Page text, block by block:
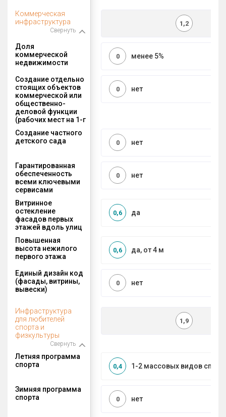
Коммерческая
инфраструктура
Свернуть
1,2
Доля
коммерческой
недвижимости
менее 5%
0
Создание отдельно
стоящих объектов
коммерческой или
общественно-
деловой функции
(рабочих мест на 1-г
нет
0
Создание частного
детского сада
нет
0
Гарантированная
обеспеченность
всеми ключевыми
сервисами
нет
0
Витринное
остекление
фасадов первых
этажей вдоль улиц
да
0,6
Повышенная
высота нежилого
первого этажа
да, от 4 м
0,6
Единый дизайн код
(фасады, витрины,
вывески)
нет
0
Инфраструктура
для любителей
спорта и
физкультуры
Свернуть
1,9
Летняя программа
спорта
1-2 массовых видов
0,4
Зимняя программа
спорта
нет
0